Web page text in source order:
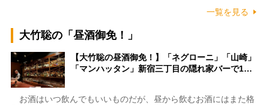
一覧を見る
大竹聡の「昼酒御免！」
【大竹聡の昼酒御免！】「ネグローニ」「山崎」
「マンハッタン」新宿三丁目の隠れ家バーで1…
お酒はいつ飲んでもいいものだが、昼から飲むお酒にはまた格